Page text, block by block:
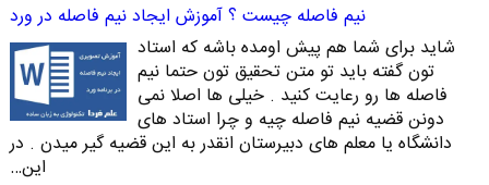
نیم فاصله چیست ؟ آموزش ایجاد نیم فاصله در ورد
شاید برای شما هم پیش اومده باشه که استاد
تون گفته باید تو متن تحقیق تون حتما نیم
فاصله ها رو رعایت کنید . خیلی ها اصلا نمی
دونن قضیه نیم فاصله چیه و چرا استاد های
دانشگاه یا معلم های دبیرستان انقدر به این قضیه گیر میدن . در
این…